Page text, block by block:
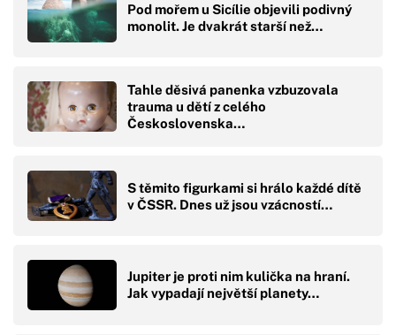
Pod mořem u Sicílie objevili podivný
monolit. Je dvakrát starší než…
Tahle děsivá panenka vzbuzovala
trauma u dětí z celého
Československa…
S těmito figurkami si hrálo každé dítě
v ČSSR. Dnes už jsou vzácností…
Jupiter je proti nim kulička na hraní.
Jak vypadají největší planety…